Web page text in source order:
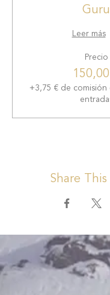
Guru
Leer más
Precio
+3,75 € de comisión
Share